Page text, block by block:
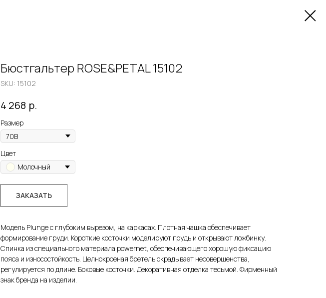
Бюстгальтер ROSE&PETAL 15102
SKU: 15102
4 268 р.
Размер
Цвет
Молочный
ЗАКАЗАТЬ
Модель Plunge с глубоким вырезом, на каркасах. Плотная чашка обеспечивает
формирование груди. Короткие косточки моделируют грудь и открывают ложбинку.
Спинка из специального материала powernet, обеспечивающего хорошую фиксацию
пояса и износостойкость. Целнокроеная бретель скрадывает несовершенства,
регулируется по длине. Боковые косточки. Декоративная отделка тесьмой. Фирменный
знак бренда на изделии.